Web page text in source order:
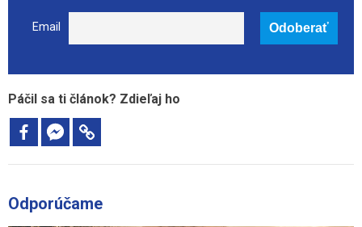
Email
Páčil sa ti článok? Zdieľaj ho
Odporúčame